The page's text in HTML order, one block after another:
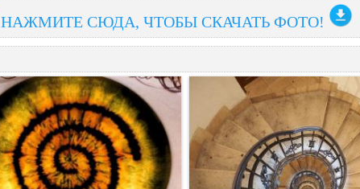
НАЖМИТЕ СЮДА, ЧТОБЫ СКАЧАТЬ ФОТО!